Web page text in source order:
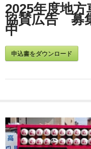
スタッフ紹介
受賞履歴
フラフ
グッズ
2025年度地方
協賛広告 募
中
申込書をダウンロード